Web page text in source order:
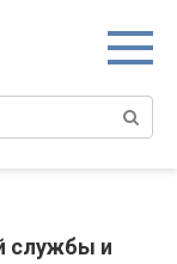
службы и